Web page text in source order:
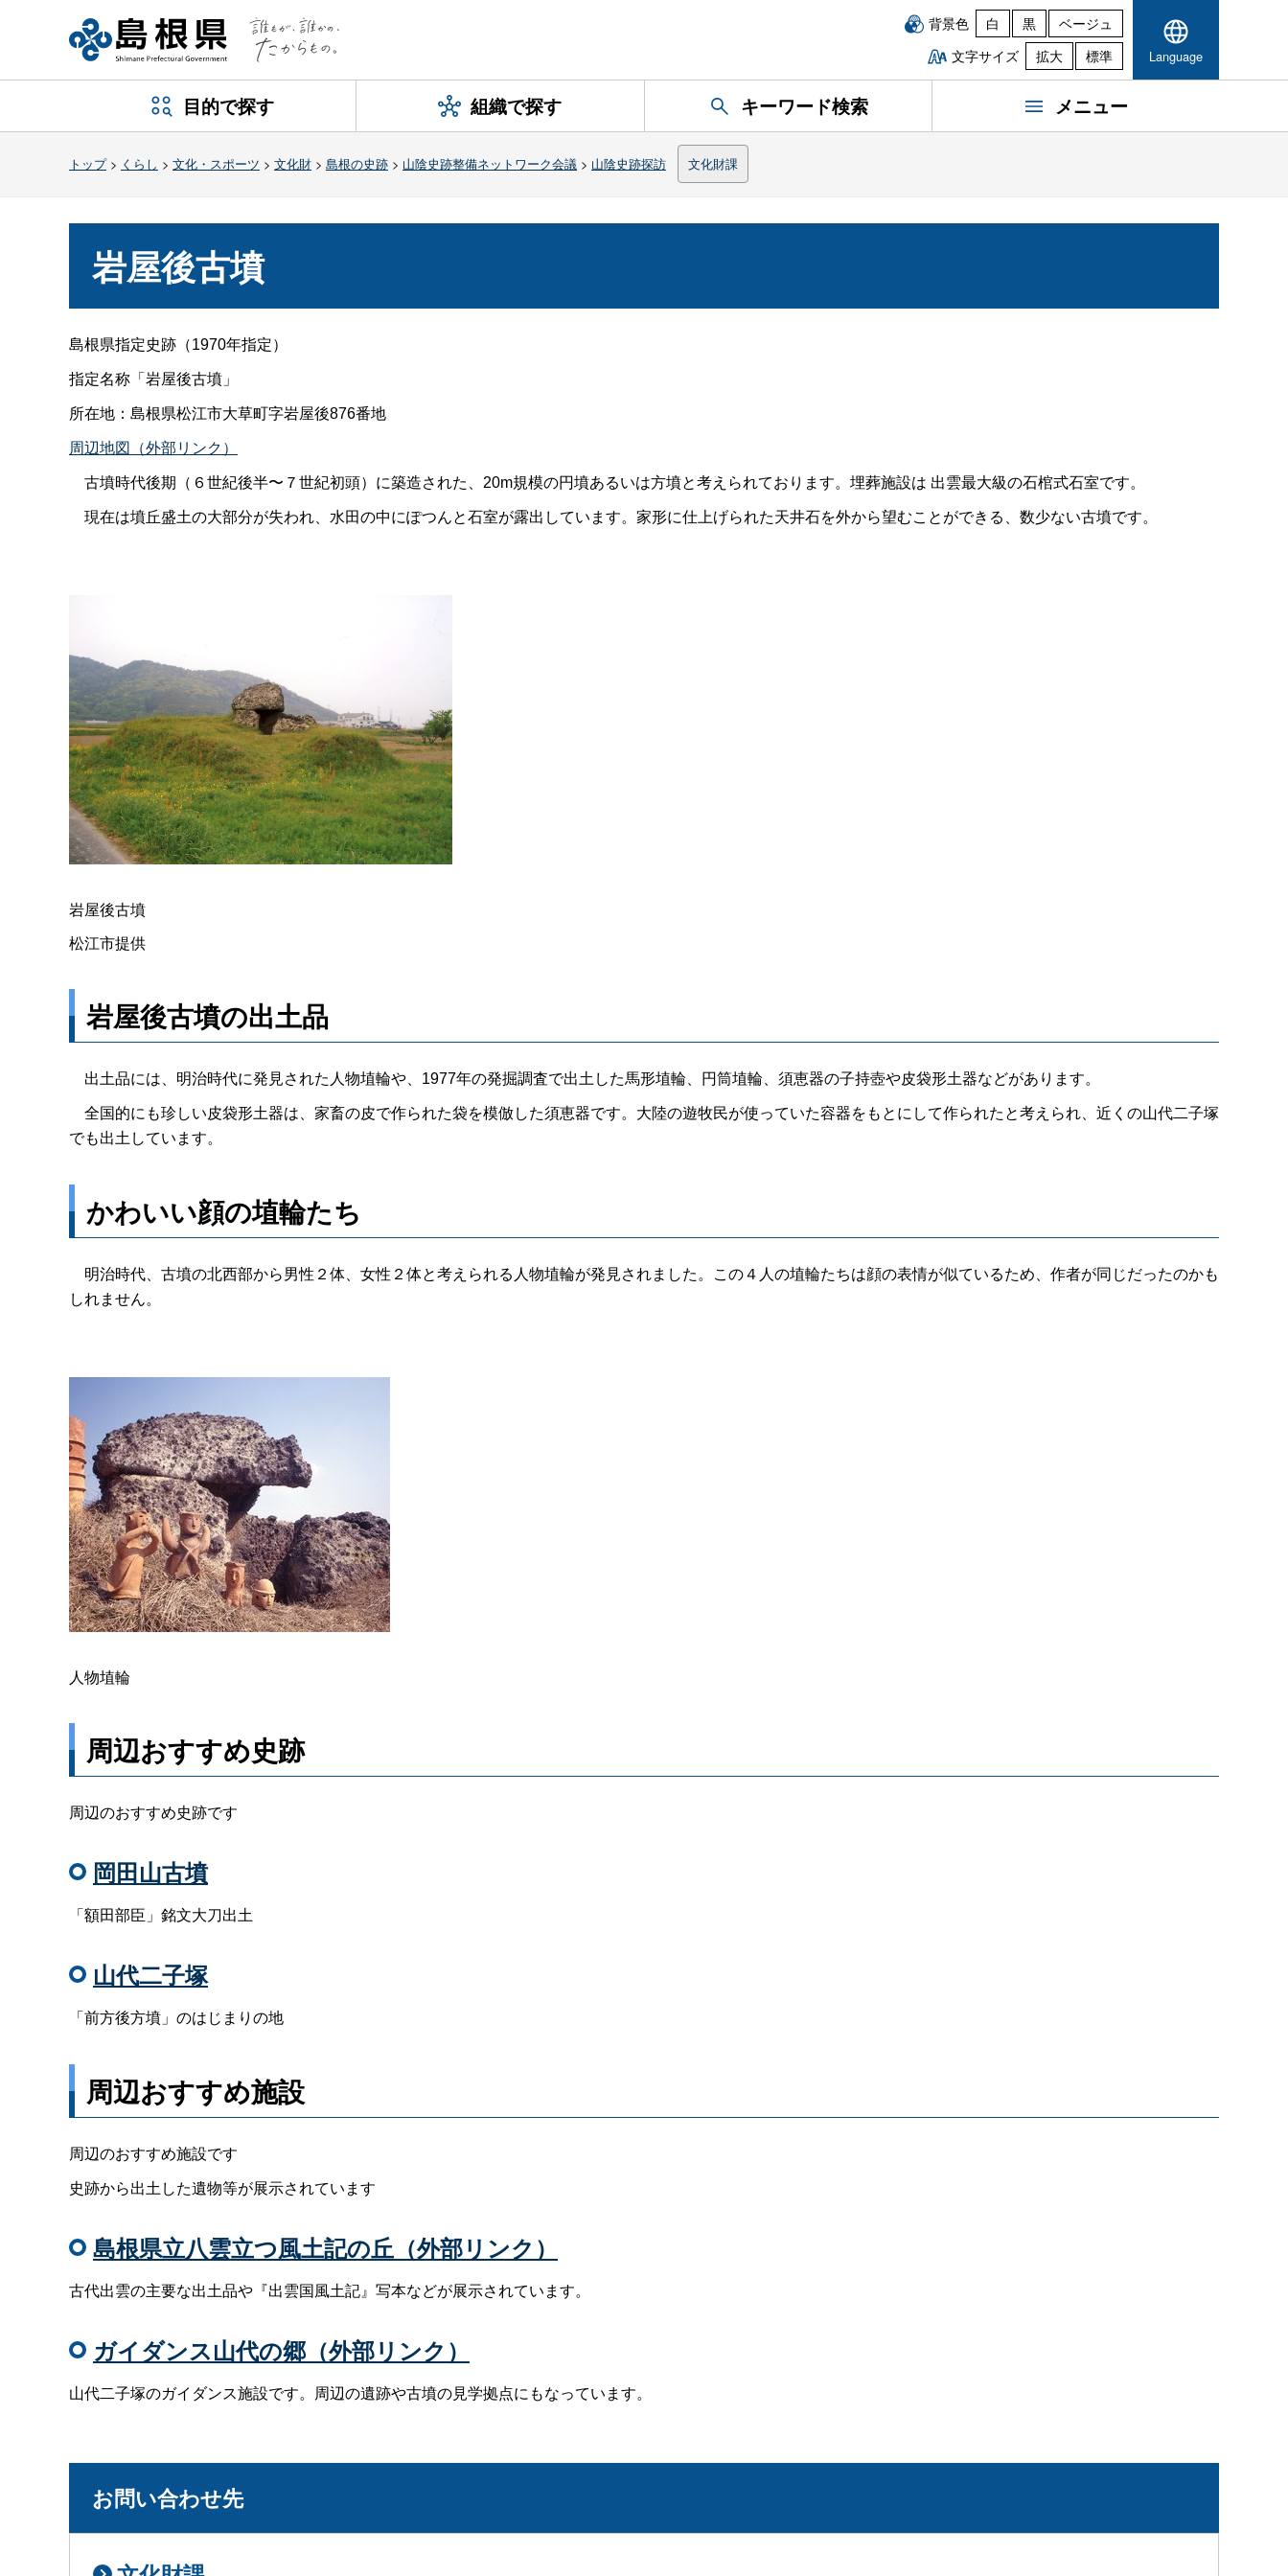
背景色 白 黒
ベージュ
文字サイズ
拡大 標準 Language
目的で探す 組織で探す キーワード検索 メニュー
トップ> くらし > 文化・スポーツ > 文化財 > 島根の史跡 > 山陰史跡整備ネットワーク会議 > 山陰史跡探訪 文化財課
岩屋後古墳
島根県指定史跡（1970年指定）
指定名称「岩屋後古墳」
所在地：島根県松江市大草町字岩屋後876番地
周辺地図（外部リンク）
古墳時代後期（６世紀後半〜７世紀初頭）に築造された、20m規模の円墳あるいは方墳と考えられております。埋葬施設は 出雲最大級の石棺式石室です。
現在は墳丘盛土の大部分が失われ、水田の中にぽつんと石室が露出しています。家形に仕上げられた天井石を外から望むことができる、数少ない古墳です。
岩屋後古墳
松江市提供
岩屋後古墳の出土品
出土品には、明治時代に発見された人物埴輪や、1977年の発掘調査で出土した馬形埴輪、円筒埴輪、須恵器の子持壺や皮袋形土器などがあります。
全国的にも珍しい皮袋形土器は、家畜の皮で作られた袋を模倣した須恵器です。大陸の遊牧民が使っていた容器をもとにして作られたと考えられ、近くの山代二子塚
でも出土しています。
かわいい顔の埴輪たち
明治時代、古墳の北西部から男性２体、女性２体と考えられる人物埴輪が発見されました。この４人の埴輪たちは顔の表情が似ているため、作者が同じだったのかも
しれません。
人物埴輪
周辺おすすめ史跡
周辺のおすすめ史跡です
岡田山古墳
「額田部臣」銘文大刀出土
山代二子塚
「前方後方墳」のはじまりの地
周辺おすすめ施設
周辺のおすすめ施設です
史跡から出土した遺物等が展示されています
島根県立八雲立つ風土記の丘（外部リンク）
古代出雲の主要な出土品や『出雲国風土記』写本などが展示されています。
ガイダンス山代の郷（外部リンク）
山代二子塚のガイダンス施設です。周辺の遺跡や古墳の見学拠点にもなっています。
お問い合わせ先